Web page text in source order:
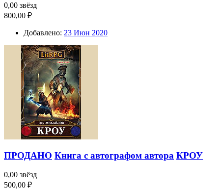
0,00 звёзд
800,00 ₽
Добавлено: 23 Июн 2020
ПРОДАНО Книга с автографом автора КРОУ
0,00 звёзд
500,00 ₽